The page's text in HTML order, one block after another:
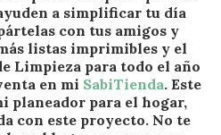
a simplificar tu día
con tus amigos y
listas imprimibles y el
Limpieza para todo el año
en mi SabiTienda. Este
planeador para el hogar,
con este proyecto. No te